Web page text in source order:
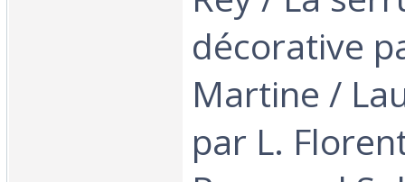
décorative
Martine /
par L.